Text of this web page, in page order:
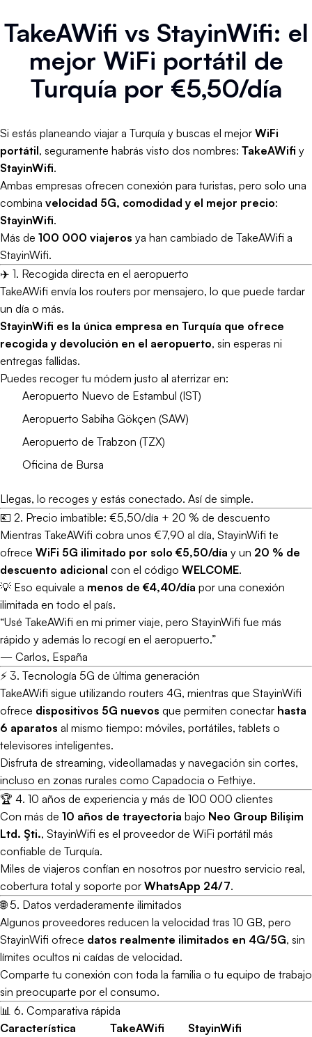
TakeAWifi vs StayinWifi: el
mejor WiFi portátil de
Turquía por €5,50/día
Si estás planeando viajar a Turquía y buscas el mejor WiFi
portátil, seguramente habrás visto dos nombres: TakeAWifi y
StayinWifi.
Ambas empresas ofrecen conexión para turistas, pero solo una
combina velocidad 5G, comodidad y el mejor precio:
StayinWifi.
Más de 100 000 viajeros ya han cambiado de TakeAWifi a
StayinWifi.
✈️ 1. Recogida directa en el aeropuerto
TakeAWifi envía los routers por mensajero, lo que puede tardar
un día o más.
StayinWifi es la única empresa en Turquía que ofrece
recogida y devolución en el aeropuerto, sin esperas ni
entregas fallidas.
Puedes recoger tu módem justo al aterrizar en:
Aeropuerto Nuevo de Estambul (IST)
Aeropuerto Sabiha Gökçen (SAW)
Aeropuerto de Trabzon (TZX)
Oficina de Bursa
Llegas, lo recoges y estás conectado. Así de simple.
💶 2. Precio imbatible: €5,50/día + 20 % de descuento
Mientras TakeAWifi cobra unos €7,90 al día, StayinWifi te
ofrece WiFi 5G ilimitado por solo €5,50/día y un 20 % de
descuento adicional con el código WELCOME.
💡 Eso equivale a menos de €4,40/día por una conexión
ilimitada en todo el país.
“Usé TakeAWifi en mi primer viaje, pero StayinWifi fue más
rápido y además lo recogí en el aeropuerto.”
— Carlos, España
⚡ 3. Tecnología 5G de última generación
TakeAWifi sigue utilizando routers 4G, mientras que StayinWifi
ofrece dispositivos 5G nuevos que permiten conectar hasta
6 aparatos al mismo tiempo: móviles, portátiles, tablets o
televisores inteligentes.
Disfruta de streaming, videollamadas y navegación sin cortes,
incluso en zonas rurales como Capadocia o Fethiye.
🏆 4. 10 años de experiencia y más de 100 000 clientes
Con más de 10 años de trayectoria bajo Neo Group Bilişim
Ltd. Şti., StayinWifi es el proveedor de WiFi portátil más
confiable de Turquía.
Miles de viajeros confían en nosotros por nuestro servicio real,
cobertura total y soporte por WhatsApp 24/7.
🌐 5. Datos verdaderamente ilimitados
Algunos proveedores reducen la velocidad tras 10 GB, pero
StayinWifi ofrece datos realmente ilimitados en 4G/5G, sin
límites ocultos ni caídas de velocidad.
Comparte tu conexión con toda la familia o tu equipo de trabajo
sin preocuparte por el consumo.
📊 6. Comparativa rápida
Característica
TakeAWifi
StayinWifi